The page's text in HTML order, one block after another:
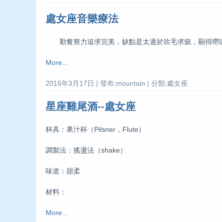
處女座音樂療法
勤奮努力追求完美，缺點是太過於吹毛求疵，顯得嘮
More...
2016年3月17日 | 發布:mountain | 分類:處女座
星座雞尾酒--處女座
杯具：果汁杯（Pilsner，Flute）
調製法：搖盪法（shake）
味道：甜柔
材料：
More...